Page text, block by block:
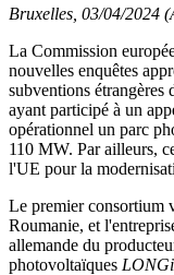
Bruxelles, 03/04/2024
La Commission
nouvelles enquêtes
subventions étrangères
ayant participé à un
opérationnel un parc
110 MW. Par ailleurs,
l'UE pour la
Le premier consortium
Roumanie, et
allemande du
photovoltaïques